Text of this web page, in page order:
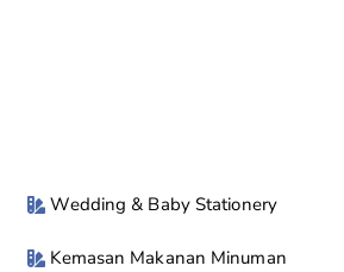
Wedding & Baby Stationery
Kemasan Makanan Minuman